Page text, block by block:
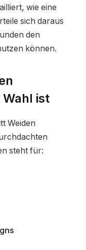
wie eine
sich daraus
den
können.
ist
Weiden
steht für: